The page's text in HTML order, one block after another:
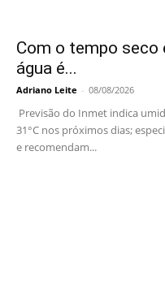
Com o tempo seco
água é...
Adriano Leite - 08/08/2026
Previsão do Inmet indica
31°C nos próximos dias;
e recomendam...